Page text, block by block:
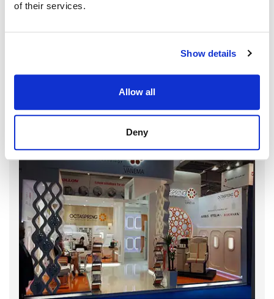
of their services.
Show details
Allow all
Deny